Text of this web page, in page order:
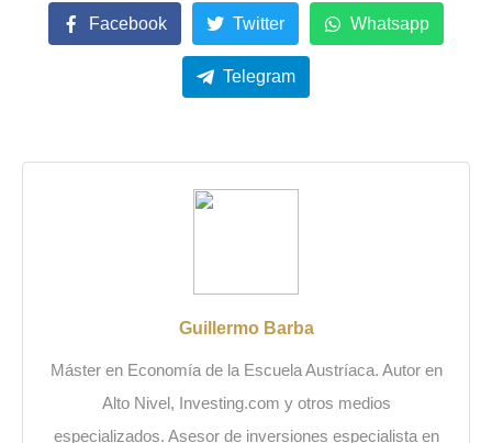
Facebook Twitter Whatsapp
Telegram
Guillermo Barba
Máster en Economía de la Escuela Austríaca. Autor en
Alto Nivel, Investing.com y otros medios
especializados. Asesor de inversiones especialista en